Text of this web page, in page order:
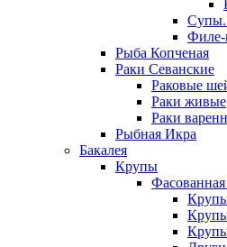
Филе-
Рыба Копченая
Раки Севанские
Раковые
Раки живые
Раки
Рыбная Икра
Бакалея
Крупы